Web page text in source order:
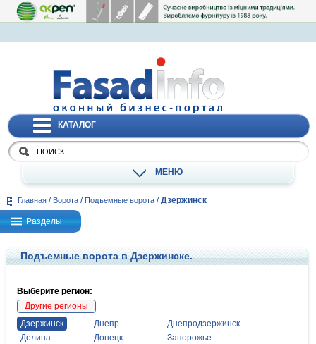
КАТАЛОГ
МЕНЮ
Главная / Ворота / Подъемные ворота / Дзержинск
Разделы
Подъемные ворота в Дзержинске.
Выберите регион:
Другие регионы
Дзержинск
Днепр
Днепродзержинск
Долина
Донецк
Запорожье